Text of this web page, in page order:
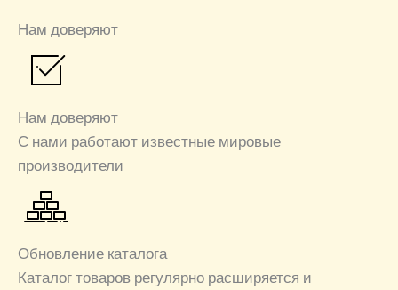
Нам доверяют
Нам доверяют
С нами работают известные мировые
производители
Обновление каталога
Каталог товаров регулярно расширяется и